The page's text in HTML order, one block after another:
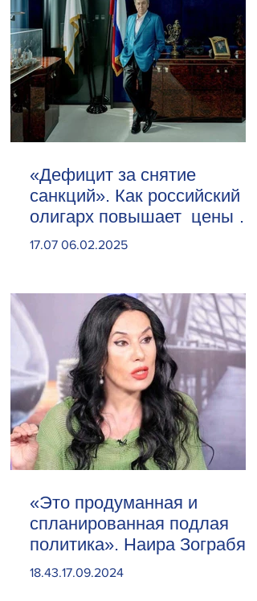
«Дефицит за снятие
санкций». Как российский
олигарх повышает цены на
сливочное масло
17.07 06.02.2025
«Это продуманная и
спланированная подлая
политика». Наира Зограбян
18.43.17.09.2024